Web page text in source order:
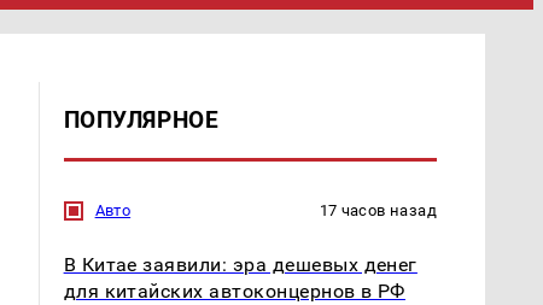
ПОПУЛЯРНОЕ
Авто 17 часов назад
В Китае заявили: эра дешевых денег
для китайских автоконцернов в РФ